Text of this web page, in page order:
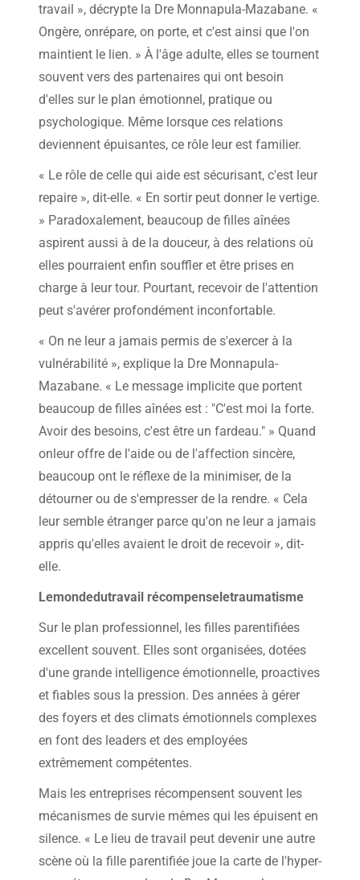
travail », décrypte la Dre Monnapula-Mazabane. «
Ongère, onrépare, on porte, et c'est ainsi que l'on
maintient le lien. » À l'âge adulte, elles se tournent
souvent vers des partenaires qui ont besoin
d'elles sur le plan émotionnel, pratique ou
psychologique. Même lorsque ces relations
deviennent épuisantes, ce rôle leur est familier.
« Le rôle de celle qui aide est sécurisant, c'est leur
repaire », dit-elle. « En sortir peut donner le vertige.
» Paradoxalement, beaucoup de filles aînées
aspirent aussi à de la douceur, à des relations où
elles pourraient enfin souffler et être prises en
charge à leur tour. Pourtant, recevoir de l'attention
peut s'avérer profondément inconfortable.
« On ne leur a jamais permis de s'exercer à la
vulnérabilité », explique la Dre Monnapula-
Mazabane. « Le message implicite que portent
beaucoup de filles aînées est : "C'est moi la forte.
Avoir des besoins, c'est être un fardeau." » Quand
onleur offre de l'aide ou de l'affection sincère,
beaucoup ont le réflexe de la minimiser, de la
détourner ou de s'empresser de la rendre. « Cela
leur semble étranger parce qu'on ne leur a jamais
appris qu'elles avaient le droit de recevoir », dit-
elle.
Lemondedutravail récompenseletraumatisme
Sur le plan professionnel, les filles parentifiées
excellent souvent. Elles sont organisées, dotées
d'une grande intelligence émotionnelle, proactives
et fiables sous la pression. Des années à gérer
des foyers et des climats émotionnels complexes
en font des leaders et des employées
extrêmement compétentes.
Mais les entreprises récompensent souvent les
mécanismes de survie mêmes qui les épuisent en
silence. « Le lieu de travail peut devenir une autre
scène où la fille parentifiée joue la carte de l'hyper-